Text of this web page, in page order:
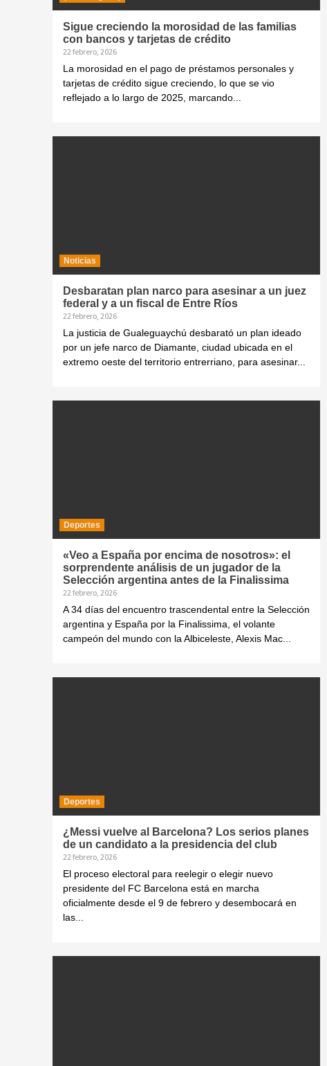
Sigue creciendo la morosidad de las familias
con bancos y tarjetas de crédito
22 febrero, 2026
La morosidad en el pago de préstamos personales y
tarjetas de crédito sigue creciendo, lo que se vio
reflejado a lo largo de 2025, marcando...
Noticias
Desbaratan plan narco para asesinar a un juez
federal y a un fiscal de Entre Ríos
22 febrero, 2026
La justicia de Gualeguaychú desbarató un plan ideado
por un jefe narco de Diamante, ciudad ubicada en el
extremo oeste del territorio entrerriano, para asesinar...
Deportes
«Veo a España por encima de nosotros»: el
sorprendente análisis de un jugador de la
Selección argentina antes de la Finalissima
22 febrero, 2026
A 34 días del encuentro trascendental entre la Selección
argentina y España por la Finalissima, el volante
campeón del mundo con la Albiceleste, Alexis Mac...
Deportes
¿Messi vuelve al Barcelona? Los serios planes
de un candidato a la presidencia del club
22 febrero, 2026
El proceso electoral para reelegir o elegir nuevo
presidente del FC Barcelona está en marcha
oficialmente desde el 9 de febrero y desembocará en
las...